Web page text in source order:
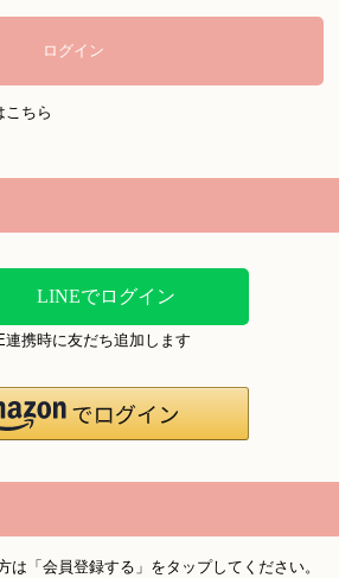
ログイン
こちら
LINEでログイン
携時に友だち追加します
は「会員登録する」をタップしてください。